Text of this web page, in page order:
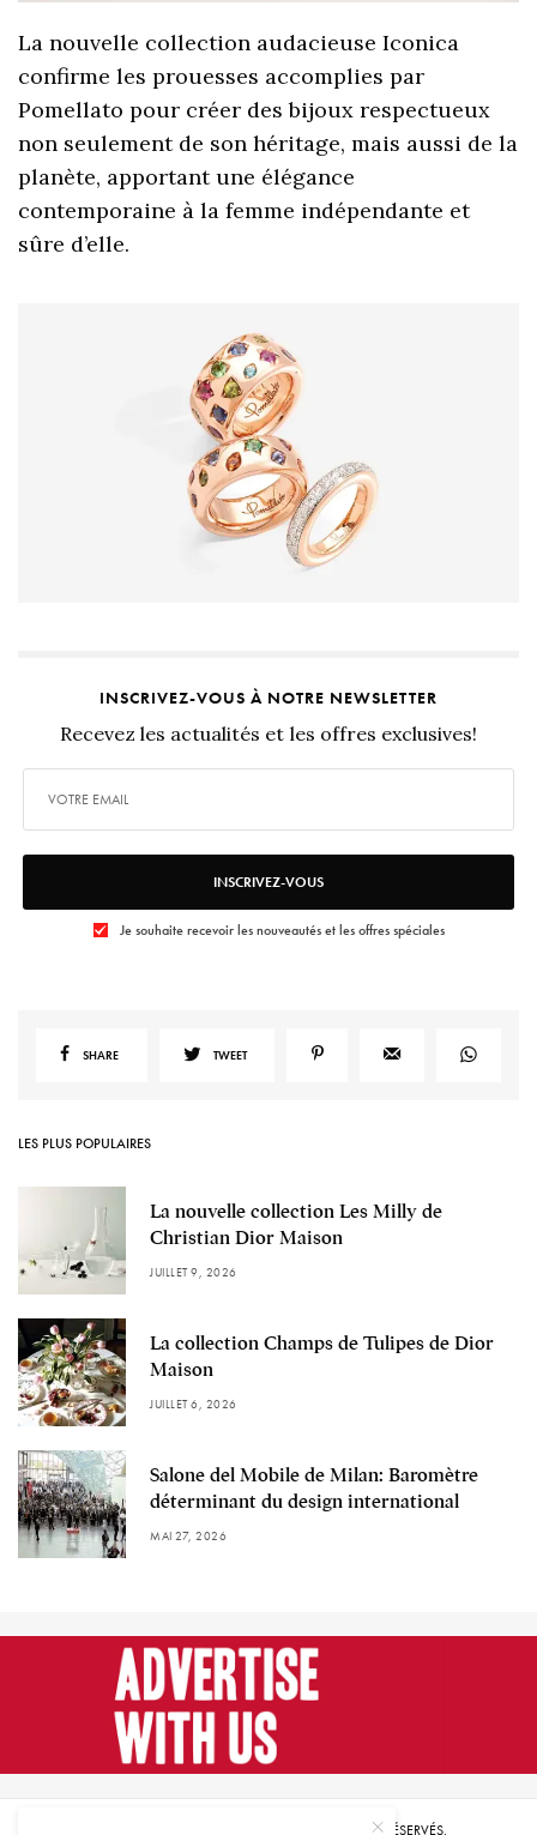
La nouvelle collection audacieuse Iconica
confirme les prouesses accomplies par
Pomellato pour créer des bijoux respectueux
non seulement de son héritage, mais aussi de la
planète, apportant une élégance
contemporaine à la femme indépendante et
sûre d’elle.
INSCRIVEZ-VOUS À NOTRE NEWSLETTER
Recevez les actualités et les offres exclusives!
INSCRIVEZ-VOUS
Je souhaite recevoir les nouveautés et les offres spéciales
SHARE TWEET
LES PLUS POPULAIRES
La nouvelle collection Les Milly de
Christian Dior Maison
JUILLET 9, 2026
La collection Champs de Tulipes de Dior
Maison
JUILLET 6, 2026
Salone del Mobile de Milan: Baromètre
déterminant du design international
MAI 27, 2026
© 2021 HARMONIES MAGAZINE. TOUS DROITS RÉSERVÉS.